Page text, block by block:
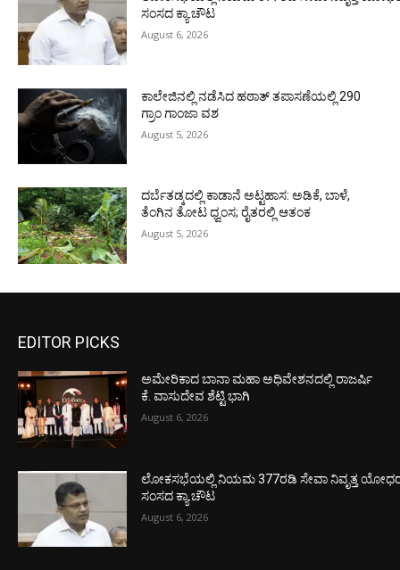
ಸಂಸದ ಕ್ಯಾ.ಚೌಟ
August 6, 2026
ಕಾಲೇಜಿನಲ್ಲಿ ನಡೆಸಿದ ಹಠಾತ್ ತಪಾಸಣೆಯಲ್ಲಿ 290
ಗ್ರಾಂ ಗಾಂಜಾ ವಶ
August 5, 2026
ದರ್ಬೆತಡ್ಕದಲ್ಲಿ ಕಾಡಾನೆ ಅಟ್ಟಹಾಸ: ಅಡಿಕೆ, ಬಾಳೆ,
ತೆಂಗಿನ ತೋಟ ಧ್ವಂಸ; ರೈತರಲ್ಲಿ ಆತಂಕ
August 5, 2026
EDITOR PICKS
ಅಮೇರಿಕಾದ ಬಾನಾ ಮಹಾ ಅಧಿವೇಶನದಲ್ಲಿ ರಾಜರ್ಷಿ
ಕೆ. ವಾಸುದೇವ ಶೆಟ್ಟಿ ಭಾಗಿ
August 6, 2026
ಲೋಕಸಭೆಯಲ್ಲಿ ನಿಯಮ 377ರಡಿ ಸೇವಾ ನಿವೃತ್ತ
ಸಂಸದ ಕ್ಯಾ.ಚೌಟ
August 6, 2026